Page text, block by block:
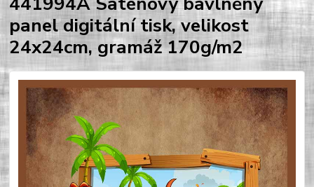
panel digitální tisk, velikost
24x24cm, gramáž 170g/m2